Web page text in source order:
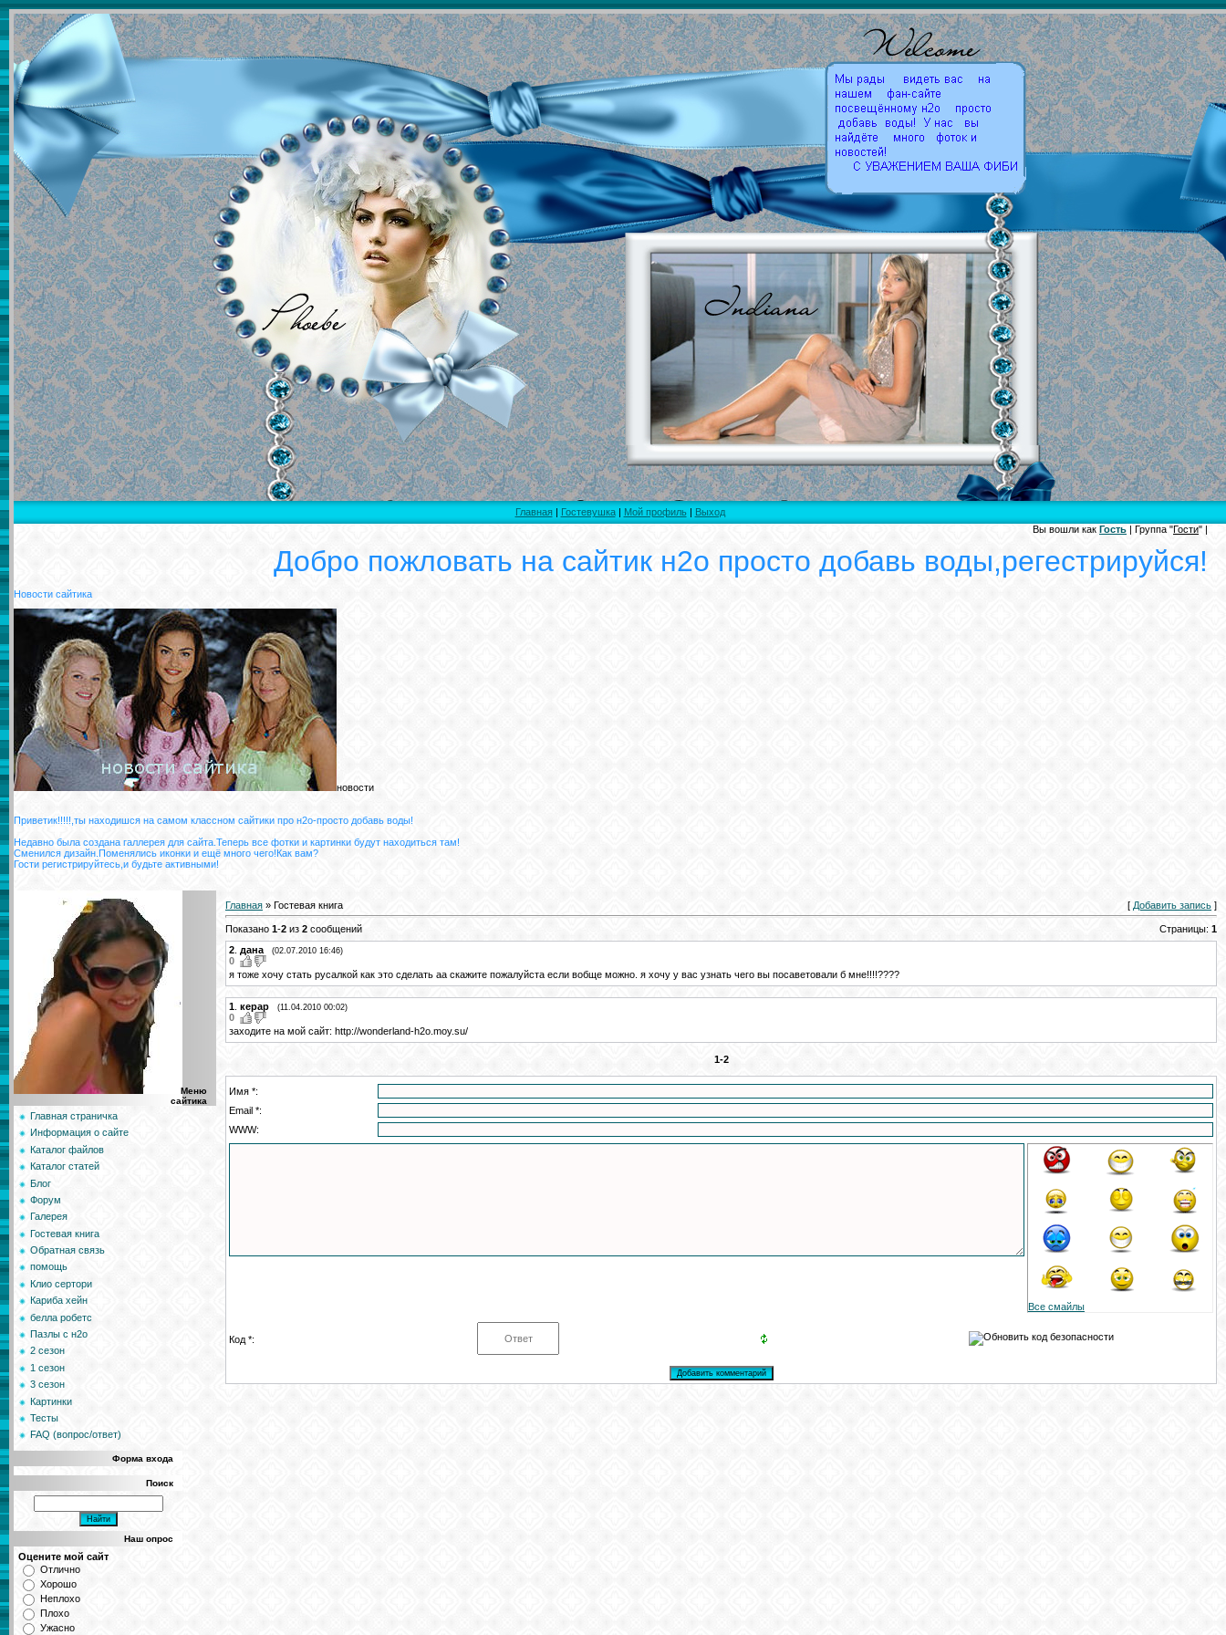
Главная| Гостевушка| Мой профиль| Выход
Вы вошли как Гость | Группа "Гости" |
Добро пожловать на сайтик н2о просто добавь воды,регестрируйся!
Новости сайтика
новости
Приветик!!!!!,ты находишся на самом классном сайтики про н2о-просто добавь воды!
Недавно была создана галлерея для сайта.Теперь все фотки и картинки будут находиться там!
Сменился дизайн.Поменялись иконки и ещё много чего!Как вам?
Гости регистрируйтесь,и будьте активными!
Меню
сайтика
Главная страничка
Информация о сайте
Каталог файлов
Каталог статей
Блог
Форум
Галерея
Гостевая книга
Обратная связь
помощь
Клио сертори
Кариба хейн
белла робетс
Пазлы с н2о
2 сезон
1 сезон
3 сезон
Картинки
Тесты
FAQ (вопрос/ответ)
Форма входа
Поиск
Наш опрос
Оцените мой сайт
Отлично
Хорошо
Неплохо
Плохо
Ужасно
Главная » Гостевая книга [ Добавить запись ]
Страницы: 1
Показано 1-2 из 2 сообщений
2 дана (02.07.2010 16:46)
0
я тоже хочу стать русалкой как это сделать аа скажите пожалуйста если вобще можно. я хочу у вас узнать чего вы посаветовали б мне!!!!????
1 керар (11.04.2010 00:02)
0
заходите на мой сайт: http://wonderland-h2o.moy.su/
1-2
Имя *:
Email *:
WWW:
Все смайлы
Код *: